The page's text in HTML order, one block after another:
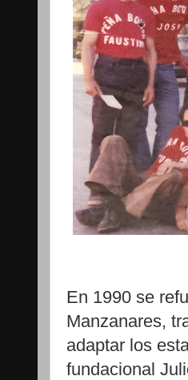
En 1990 se
Manzanares,
adaptar los
fundacional